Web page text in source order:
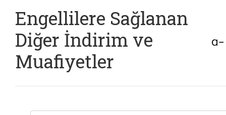
Engellilere Sağlanan
Diğer İndirim ve
Muafiyetler